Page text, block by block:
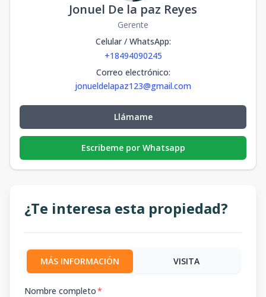
Jonuel De la paz Reyes
Gerente
Celular / WhatsApp:
+18494090245
Correo electrónico:
jonueldelapaz123@gmail.com
Llámame
Escribeme por Whatsapp
¿Te interesa esta propiedad?
MÁS INFORMACIÓN VISITA
Nombre completo*